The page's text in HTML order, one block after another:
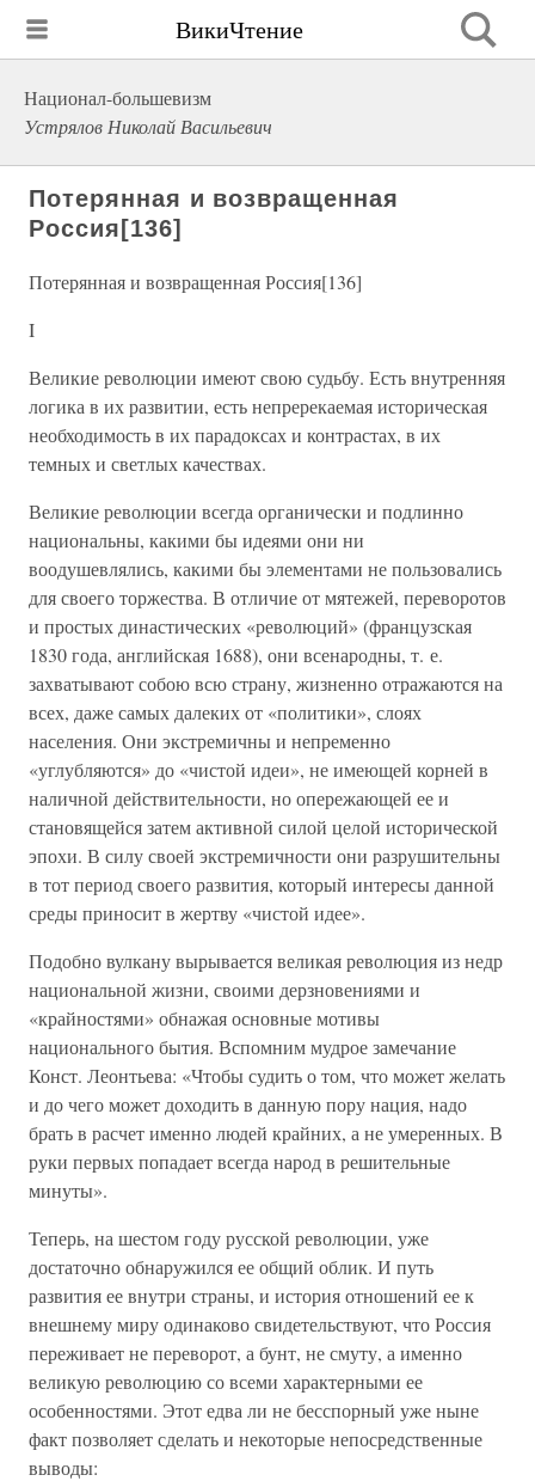
ВикиЧтение
Национал-большевизм
Устрялов Николай Васильевич
Потерянная и возвращенная
Россия[136]
Потерянная и возвращенная Россия[136]
I
Великие революции имеют свою судьбу. Есть внутренняя
логика в их развитии, есть непререкаемая историческая
необходимость в их парадоксах и контрастах, в их
темных и светлых качествах.
Великие революции всегда органически и подлинно
национальны, какими бы идеями они ни
воодушевлялись, какими бы элементами не пользовались
для своего торжества. В отличие от мятежей, переворотов
и простых династических «революций» (французская
1830 года, английская 1688), они всенародны, т. е.
захватывают собою всю страну, жизненно отражаются на
всех, даже самых далеких от «политики», слоях
населения. Они экстремичны и непременно
«углубляются» до «чистой идеи», не имеющей корней в
наличной действительности, но опережающей ее и
становящейся затем активной силой целой исторической
эпохи. В силу своей экстремичности они разрушительны
в тот период своего развития, который интересы данной
среды приносит в жертву «чистой идее».
Подобно вулкану вырывается великая революция из недр
национальной жизни, своими дерзновениями и
«крайностями» обнажая основные мотивы
национального бытия. Вспомним мудрое замечание
Конст. Леонтьева: «Чтобы судить о том, что может желать
и до чего может доходить в данную пору нация, надо
брать в расчет именно людей крайних, а не умеренных. В
руки первых попадает всегда народ в решительные
минуты».
Теперь, на шестом году русской революции, уже
достаточно обнаружился ее общий облик. И путь
развития ее внутри страны, и история отношений ее к
внешнему миру одинаково свидетельствуют, что Россия
переживает не переворот, а бунт, не смуту, а именно
великую революцию со всеми характерными ее
особенностями. Этот едва ли не бесспорный уже ныне
факт позволяет сделать и некоторые непосредственные
выводы: